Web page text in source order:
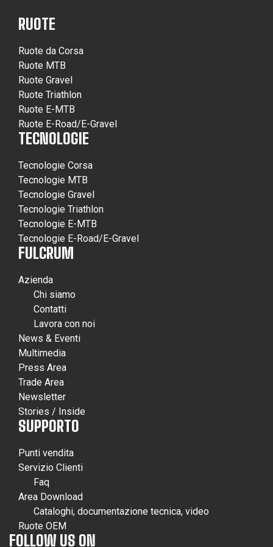
RUOTE
Ruote da Corsa
Ruote MTB
Ruote Gravel
Ruote Triathlon
Ruote E-MTB
Ruote E-Road/E-Gravel
TECNOLOGIE
Tecnologie Corsa
Tecnologie MTB
Tecnologie Gravel
Tecnologie Triathlon
Tecnologie E-MTB
Tecnologie E-Road/E-Gravel
FULCRUM
Azienda
Chi siamo
Contatti
Lavora con noi
News & Eventi
Multimedia
Press Area
Trade Area
Newsletter
Stories / Inside
SUPPORTO
Punti vendita
Servizio Clienti
Faq
Area Download
Cataloghi, documentazione tecnica, video
Ruote OEM
FOLLOW US ON